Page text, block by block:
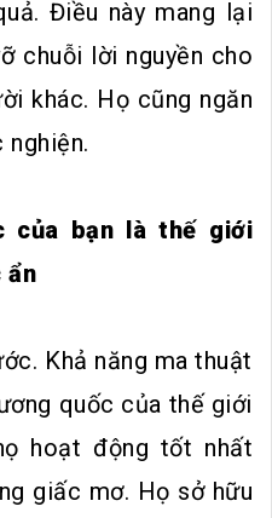
Điều này mang lại
chuỗi lời nguyền cho
khác. Họ cũng ngăn
nghiện.
của bạn là thế giới
ẩn
Khả năng ma thuật
quốc của thế giới
hoạt động tốt nhất
giấc mơ. Họ sở hữu